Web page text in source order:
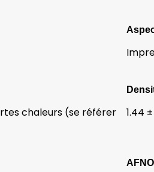
chaleurs (se référer
1.44